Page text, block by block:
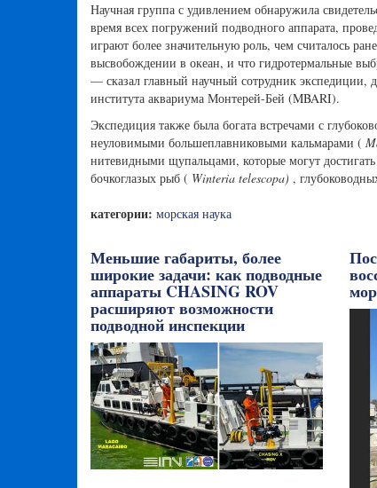
Научная группа с удивлением обнаружила
время всех погружений подводного аппарата,
играют более значительную роль, чем считалось
высвобождении в океан, и что гидротермальные
— сказал главный научный сотрудник экспедиции,
института аквариума Монтерей-Бей (MBARI).
Экспедиция также была богата встречами с
неуловимыми большеплавниковыми кальмарами (
нитевидными щупальцами, которые могут
бочкоглазых рыб ( Winteria telescopa) ,
категории: морская наука
Меньшие габариты, более
широкие задачи: как подводные
аппараты CHASING ROV
расширяют возможности
подводной инспекции